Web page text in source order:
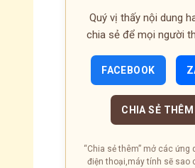
Quý vị thấy nội dung
chia sẻ để mọi người
FACEBOOK
CHIA SẺ THÊM
“Chia sẻ thêm” mở các ứng
điện thoại,máy tính sẽ sao